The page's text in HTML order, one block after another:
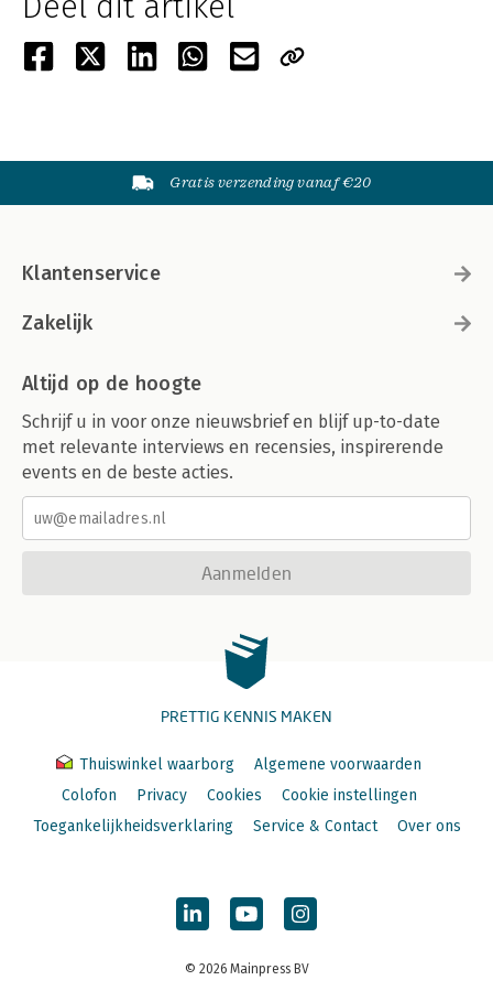
Gratis verzending vanaf €20
Klantenservice
Zakelijk
Altijd op de hoogte
Schrijf u in voor onze nieuwsbrief en blijf up-to-date
met relevante interviews en recensies, inspirerende
events en de beste acties.
Aanmelden
PRETTIG KENNIS MAKEN
Thuiswinkel waarborg
Algemene voorwaarden
Colofon
Privacy Cookies
Cookie instellingen
Toegankelijkheidsverklaring
Service & Contact Over ons
© 2026 Mainpress BV